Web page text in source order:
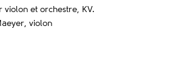
violon et orchestre, KV.
violon